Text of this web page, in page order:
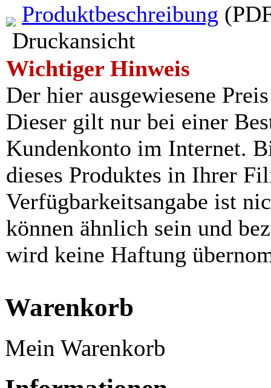
Produktbeschreibung
Druckansicht
Wichtiger Hinweis
Der hier ausgewiesene
Dieser gilt nur bei einer
Kundenkonto im Internet.
dieses Produktes in Ihrer
Verfügbarkeitsangabe ist
können ähnlich sein und
wird keine Haftung
Warenkorb
Mein Warenkorb